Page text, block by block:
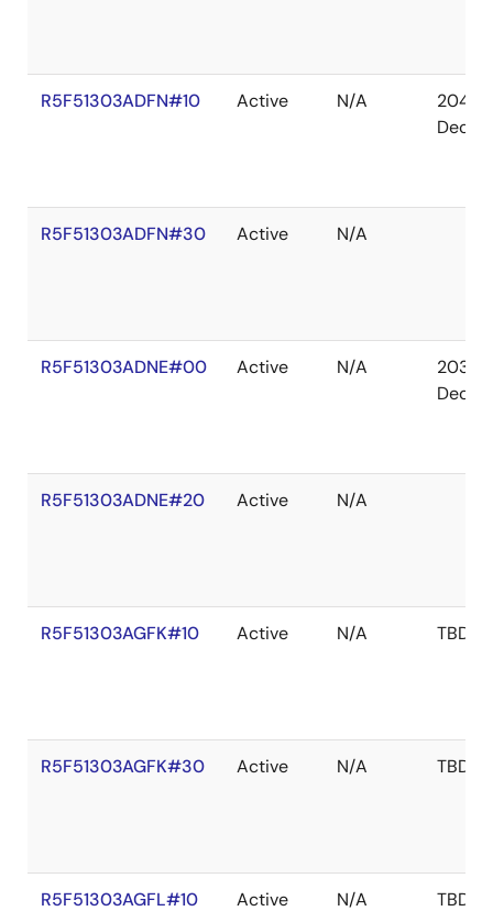
R5F51303ADFN#10 Active N/A
2041
Dec
R5F51303ADFN#30 Active N/A
R5F51303ADNE#00 Active N/A
2036
Dec
R5F51303ADNE#20 Active N/A
R5F51303AGFK#10 Active N/A TBD
R5F51303AGFK#30 Active N/A TBD
R5F51303AGFL#10 Active N/A TBD